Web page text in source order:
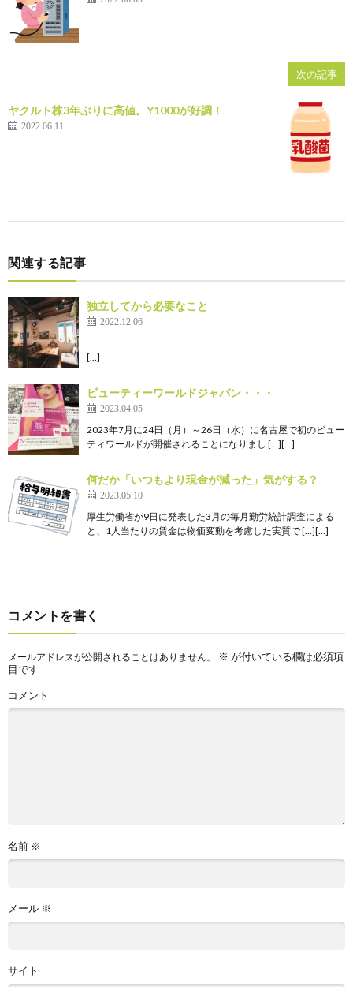
次の記事
ヤクルト株3年ぶりに高値。Y1000が好調！
2022.06.11
関連する記事
独立してから必要なこと
2022.12.06
[…]
ビューティーワールドジャパン・・・
2023.04.05
2023年7月に24日（月）～26日（水）に名古屋で初のビュー
ティワールドが開催されることになりまし […][…]
何だか「いつもより現金が減った」気がする？
2023.05.10
厚生労働省が9日に発表した3月の毎月勤労統計調査による
と、1人当たりの賃金は物価変動を考慮した実質で […][…]
コメントを書く
メールアドレスが公開されることはありません。 ※ が付いている欄は必須項
目です
コメント
名前 ※
メール ※
サイト